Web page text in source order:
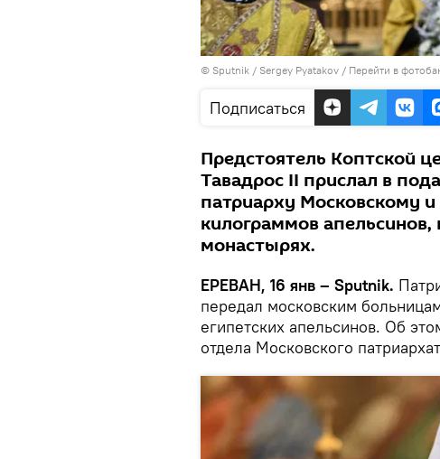
© Sputnik / Sergey Pyatakov / Перейти в
Подписаться
Предстоятель Коптской
Тавадрос II прислал в
патриарху Московскому
килограммов
монастырях.
ЕРЕВАН, 16 янв – Sputnik.
передал московским
египетских апельсинов. Об
отдела Московского